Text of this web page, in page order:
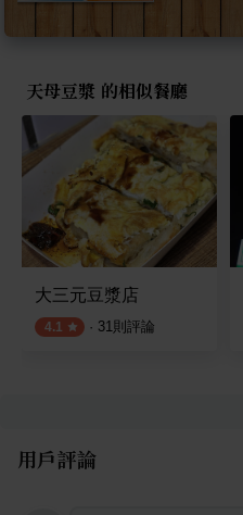
天母豆漿 的相似餐廳
大三元豆漿店
4.1 · 31則評論
用戶評論